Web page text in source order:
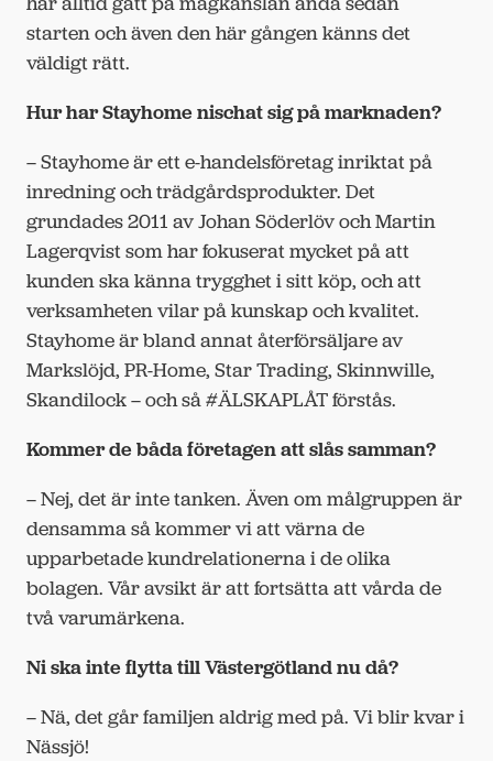
starten och även den här gången känns det
väldigt rätt.
Hur har Stayhome nischat sig på marknaden?
– Stayhome är ett e-handelsföretag inriktat på
inredning och trädgårdsprodukter. Det
grundades 2011 av Johan Söderlöv och Martin
Lagerqvist som har fokuserat mycket på att
kunden ska känna trygghet i sitt köp, och att
verksamheten vilar på kunskap och kvalitet.
Stayhome är bland annat återförsäljare av
Markslöjd, PR-Home, Star Trading, Skinnwille,
Skandilock – och så #ÄLSKAPLÅT förstås.
Kommer de båda företagen att slås samman?
– Nej, det är inte tanken. Även om målgruppen är
densamma så kommer vi att värna de
upparbetade kundrelationerna i de olika
bolagen. Vår avsikt är att fortsätta att vårda de
två varumärkena.
Ni ska inte flytta till Västergötland nu då?
– Nä, det går familjen aldrig med på. Vi blir kvar i
Nässjö!